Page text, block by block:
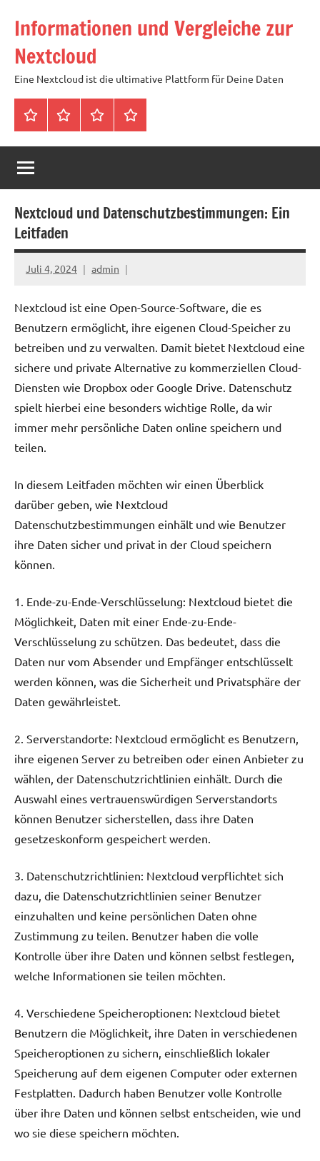
Inhalt
springen
Informationen und Vergleiche zur
Nextcloud
Eine Nextcloud ist die ultimative Plattform für Deine Daten
StartseiteNeuste
Artikel
Cloud
mit
Speicher
Euro
mtl
Tags
Nextcloud und Datenschutzbestimmungen: Ein
Leitfaden
Juli 4, 2024 admin
Nextcloud ist eine Open-Source-Software, die es
Benutzern ermöglicht, ihre eigenen Cloud-Speicher zu
betreiben und zu verwalten. Damit bietet Nextcloud eine
sichere und private Alternative zu kommerziellen Cloud-
Diensten wie Dropbox oder Google Drive. Datenschutz
spielt hierbei eine besonders wichtige Rolle, da wir
immer mehr persönliche Daten online speichern und
teilen.
In diesem Leitfaden möchten wir einen Überblick
darüber geben, wie Nextcloud
Datenschutzbestimmungen einhält und wie Benutzer
ihre Daten sicher und privat in der Cloud speichern
können.
1. Ende-zu-Ende-Verschlüsselung: Nextcloud bietet die
Möglichkeit, Daten mit einer Ende-zu-Ende-
Verschlüsselung zu schützen. Das bedeutet, dass die
Daten nur vom Absender und Empfänger entschlüsselt
werden können, was die Sicherheit und Privatsphäre der
Daten gewährleistet.
2. Serverstandorte: Nextcloud ermöglicht es Benutzern,
ihre eigenen Server zu betreiben oder einen Anbieter zu
wählen, der Datenschutzrichtlinien einhält. Durch die
Auswahl eines vertrauenswürdigen Serverstandorts
können Benutzer sicherstellen, dass ihre Daten
gesetzeskonform gespeichert werden.
3. Datenschutzrichtlinien: Nextcloud verpflichtet sich
dazu, die Datenschutzrichtlinien seiner Benutzer
einzuhalten und keine persönlichen Daten ohne
Zustimmung zu teilen. Benutzer haben die volle
Kontrolle über ihre Daten und können selbst festlegen,
welche Informationen sie teilen möchten.
4. Verschiedene Speicheroptionen: Nextcloud bietet
Benutzern die Möglichkeit, ihre Daten in verschiedenen
Speicheroptionen zu sichern, einschließlich lokaler
Speicherung auf dem eigenen Computer oder externen
Festplatten. Dadurch haben Benutzer volle Kontrolle
über ihre Daten und können selbst entscheiden, wie und
wo sie diese speichern möchten.